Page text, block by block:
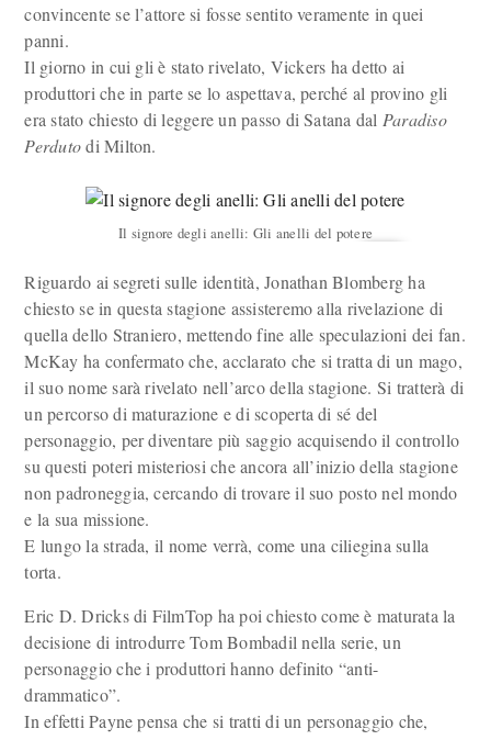
convincente se l’attore si fosse sentito veramente in quei
panni.
Il giorno in cui gli è stato rivelato, Vickers ha detto ai
produttori che in parte se lo aspettava, perché al provino gli
era stato chiesto di leggere un passo di Satana dal Paradiso
Perdutodi Milton.
Il signore degli anelli: Gli anelli del potere
Riguardo ai segreti sulle identità, Jonathan Blomberg ha
chiesto se in questa stagione assisteremo alla rivelazione di
quella dello Straniero, mettendo fine alle speculazioni dei fan.
McKay ha confermato che, acclarato che si tratta di un mago,
il suo nome sarà rivelato nell’arco della stagione. Si tratterà di
un percorso di maturazione e di scoperta di sé del
personaggio, per diventare più saggio acquisendo il controllo
su questi poteri misteriosi che ancora all’inizio della stagione
non padroneggia, cercando di trovare il suo posto nel mondo
e la sua missione.
E lungo la strada, il nome verrà, come una ciliegina sulla
torta.
Eric D. Dricks di FilmTop ha poi chiesto come è maturata la
decisione di introdurre Tom Bombadil nella serie, un
personaggio che i produttori hanno definito “anti-
drammatico”.
In effetti Payne pensa che si tratti di un personaggio che,